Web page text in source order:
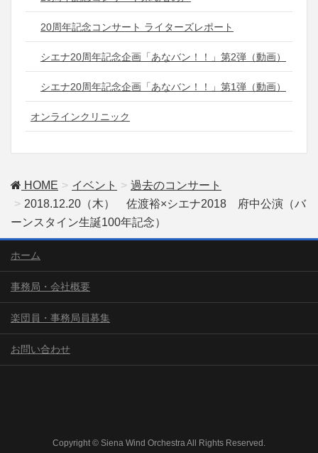
20周年記念コンサート ライターズレポート
シエナ20周年記念企画「あなバン！！」第2弾（動画）
シエナ20周年記念企画「あなバン！！」第1弾（動画）
オンラインクリニック
HOME イベント
過去のコンサート
2018.12.20（木） 佐渡裕×シエナ2018 府中公演（バ
ーンスタイン生誕100年記念）
ホーム
事務局・会社概要
楽団員・事務局員募集
お問い合わせ
Copyright © Siena Wind Orchestra All Rights Reserved.